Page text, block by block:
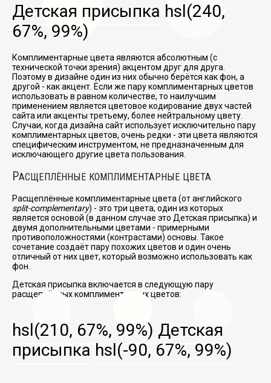
Детская присыпка hsl(240,
67%, 99%)
Комплиментарные цвета являются абсолютным (с
технической точки зрения) акцентом друг для друга.
Поэтому в дизайне один из них обычно берётся как фон, а
другой - как акцент. Если же пару комплиментарных цветов
использовать в равном количестве, то наилучшим
применением является цветовое кодирование двух частей
сайта или акценты третьему, более нейтральному цвету.
Случаи, когда дизайна сайт использует исключительно пару
комплиментарных цветов, очень редки - эти цвета являются
специфическим инструментом, не предназначенным для
исключающего другие цвета пользования.
РАСЩЕПЛЁННЫЕ КОМПЛИМЕНТАРНЫЕ ЦВЕТА
Расщеплённые комплиментарные цвета (от английского
split-complementary) - это три цвета, один из которых
является основой (в данном случае это Детская присыпка) и
двумя дополнительными цветами - примерными
противоположностями (контрастами) основы. Такое
сочетание создаёт пару похожих цветов и один очень
отличный от них цвет, который возможно использовать как
фон.
Детская присыпка включается в следующую пару
расщеплённых комплиментарных цветов:
hsl(210, 67%, 99%) Детская
присыпка hsl(-90, 67%, 99%)